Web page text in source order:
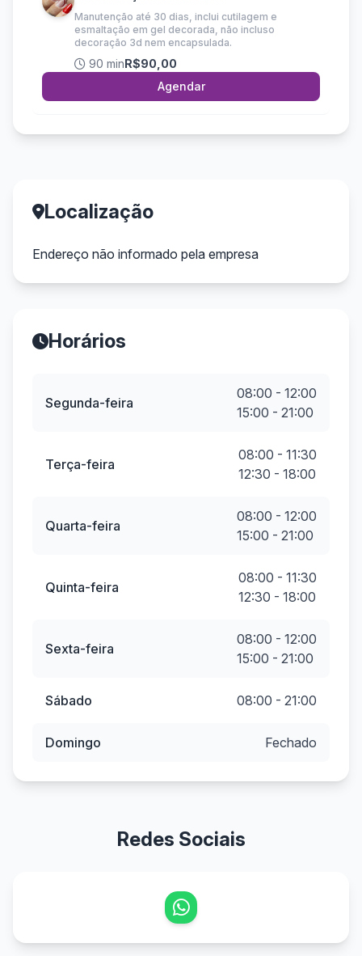
Manutenção até 30 dias, inclui cutilagem e
esmaltação em gel decorada, não incluso
decoração 3d nem encapsulada.
90 minR$90,00
Agendar
Localização
Endereço não informado pela empresa
Horários
Segunda-feira
08:00 - 12:00
15:00 - 21:00
Terça-feira
08:00 - 11:30
12:30 - 18:00
Quarta-feira
08:00 - 12:00
15:00 - 21:00
Quinta-feira
08:00 - 11:30
12:30 - 18:00
Sexta-feira
08:00 - 12:00
15:00 - 21:00
Sábado 08:00 - 21:00
Domingo Fechado
Redes Sociais